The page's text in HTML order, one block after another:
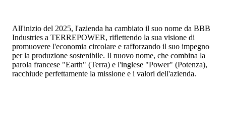
All'inizio del 2025, l'azienda ha cambiato il suo nome da BBB
Industries a TERREPOWER, riflettendo la sua visione di
promuovere l'economia circolare e rafforzando il suo impegno
per la produzione sostenibile. Il nuovo nome, che combina la
parola francese "Earth" (Terra) e l'inglese "Power" (Potenza),
racchiude perfettamente la missione e i valori dell'azienda.